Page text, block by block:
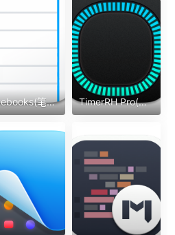
Notebooks(笔记) TimerRH Pro(计时)